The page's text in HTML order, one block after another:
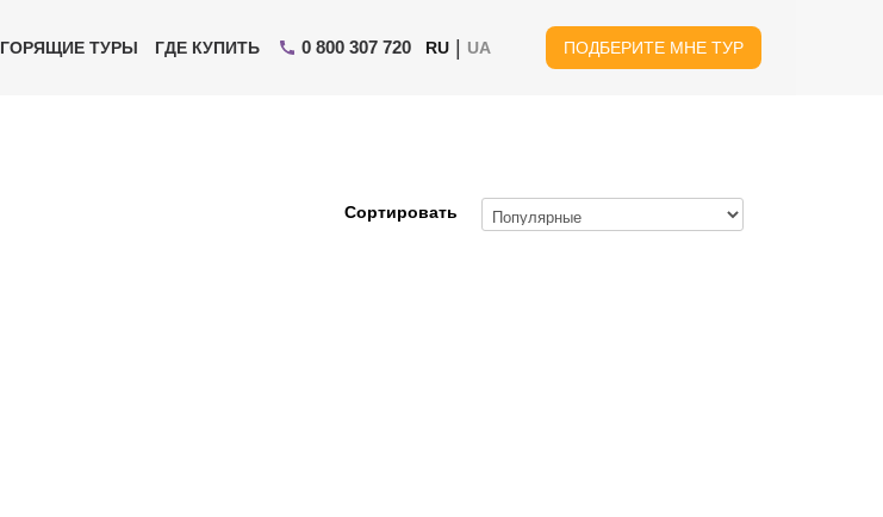
ГОРЯЩИЕ ТУРЫ ГДЕ КУПИТЬ 0 800 307 720 RU | UA ПОДБЕРИТЕ МНЕ ТУР
Сортировать